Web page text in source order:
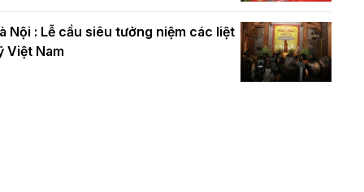
Nội : Lễ cầu siêu tưởng niệm các liệt
Việt Nam